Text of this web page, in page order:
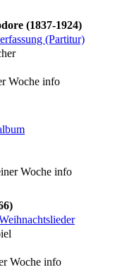
(1837-1924)
(Partitur)
Woche info
Woche info
Woche info